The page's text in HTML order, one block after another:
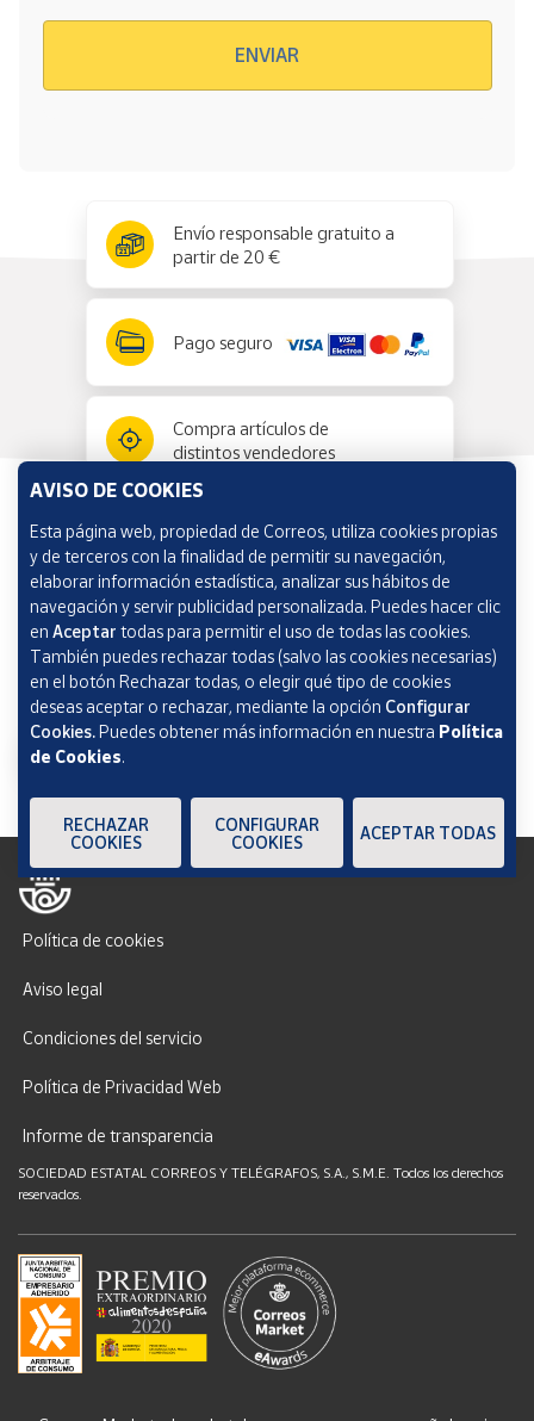
ENVIAR
Envío responsable gratuito a
partir de 20 €
Pago seguro
Compra artículos de
distintos vendedores
Información y ayuda
Correos Market
Política de cookies
Aviso legal
Condiciones del servicio
Política de Privacidad Web
Informe de transparencia
SOCIEDAD ESTATAL CORREOS Y TELÉGRAFOS, S.A., S.M.E. Todos los derechos
reservados.
AVISO DE COOKIES
Esta página web, propiedad de Correos, utiliza cookies propias
y de terceros con la finalidad de permitir su navegación,
elaborar información estadística, analizar sus hábitos de
navegación y servir publicidad personalizada. Puedes hacer clic
en Aceptar todas para permitir el uso de todas las cookies.
También puedes rechazar todas (salvo las cookies necesarias)
en el botón Rechazar todas, o elegir qué tipo de cookies
deseas aceptar o rechazar, mediante la opción Configurar
Cookies.Puedes obtener más información en nuestra Política
de Cookies.
RECHAZAR
COOKIES
CONFIGURAR
COOKIES
ACEPTAR TODAS